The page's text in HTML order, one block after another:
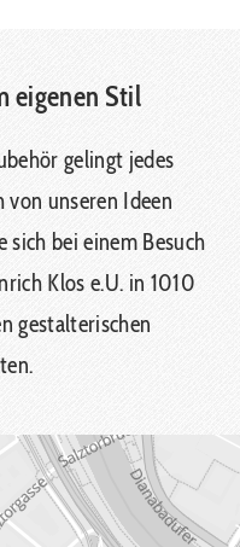
eigenen Stil
gelingt jedes
von unseren Ideen
sich bei einem Besuch
Klos e.U. in 1010
gestalterischen